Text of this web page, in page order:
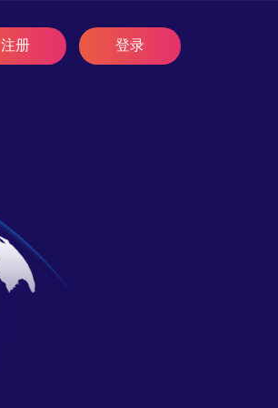
注册 登录